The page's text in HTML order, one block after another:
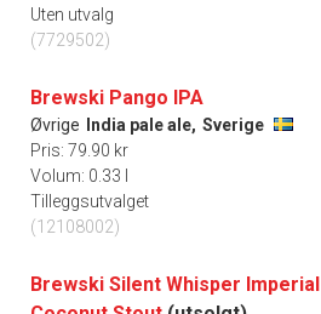
Uten utvalg
(7729502)
Brewski Pango IPA
Øvrige India pale ale, Sverige
Pris: 79.90 kr
Volum: 0.33 l
Tilleggsutvalget
(12108002)
Brewski Silent Whisper Imperial